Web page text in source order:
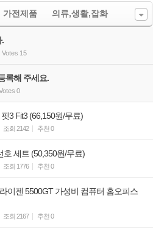
가전제품 의류,생활,잡화
.
Votes 15
록해 주세요.
0
3 Fit3 (66,150원/무료)
조회 2142 추천 0
호 세트 (50,350원/무료)
조회 1776 추천 0
이젠 5500GT 가성비 컴퓨터 홈오피스
조회 2167 추천 0